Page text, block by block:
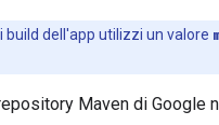
build dell'app utilizzi un valore
Maven di Google